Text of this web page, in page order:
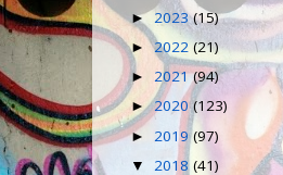
► 2023(15)
►2022(21)
► 2021(94)
►2020(123)
► 2019(97)
▼ 2018 (41)